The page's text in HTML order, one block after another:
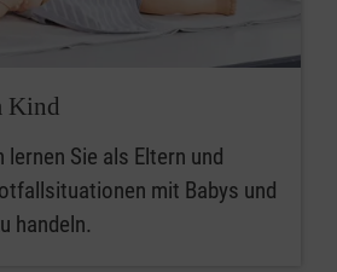
Kind
lernen Sie als Eltern und
mit Babys und
handeln.